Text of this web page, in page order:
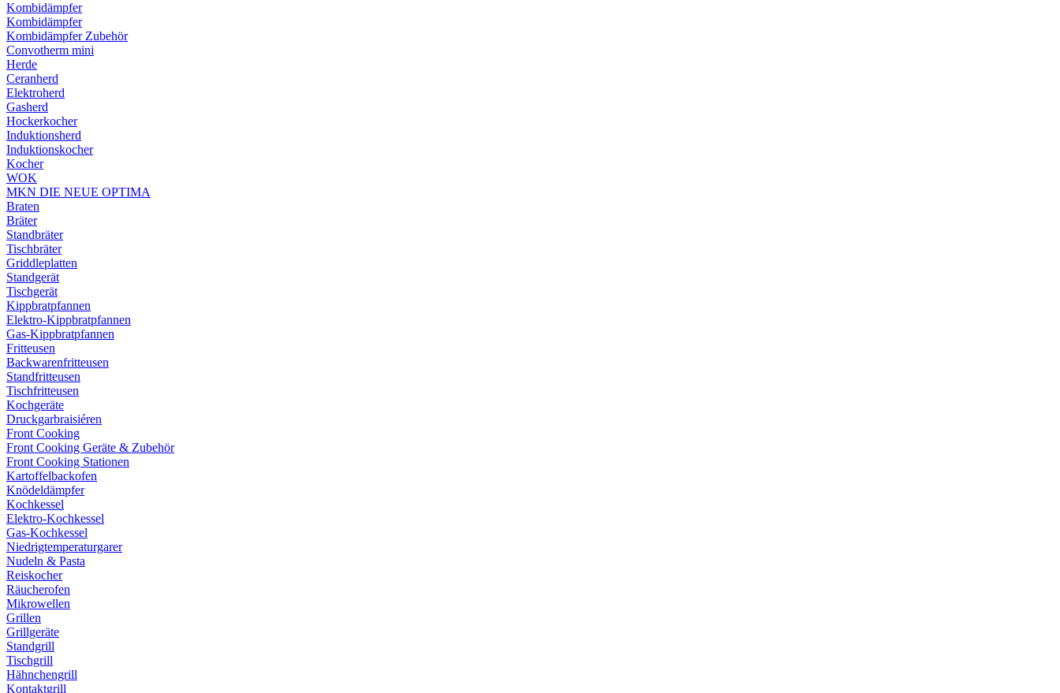
Kombidämpfer
Kombidämpfer
Kombidämpfer Zubehör
Convotherm mini
Herde
Ceranherd
Elektroherd
Gasherd
Hockerkocher
Induktionsherd
Induktionskocher
Kocher
WOK
MKN DIE NEUE OPTIMA
Braten
Bräter
Standbräter
Tischbräter
Griddleplatten
Standgerät
Tischgerät
Kippbratpfannen
Elektro-Kippbratpfannen
Gas-Kippbratpfannen
Fritteusen
Backwarenfritteusen
Standfritteusen
Tischfritteusen
Kochgeräte
Druckgarbraisiéren
Front Cooking
Front Cooking Geräte & Zubehör
Front Cooking Stationen
Kartoffelbackofen
Knödeldämpfer
Kochkessel
Elektro-Kochkessel
Gas-Kochkessel
Niedrigtemperaturgarer
Nudeln & Pasta
Reiskocher
Räucherofen
Mikrowellen
Grillen
Grillgeräte
Standgrill
Tischgrill
Hähnchengrill
Kontaktgrill